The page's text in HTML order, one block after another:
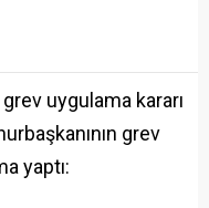
uygulama kararı
grev
yaptı: